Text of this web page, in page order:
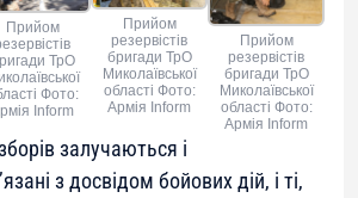
Прийом
ТрО
Фото:
Inform
Прийом
резервістів
бригади ТрО
Миколаївської
області Фото:
Армія Inform
Прийом
резервістів
бригади ТрО
Миколаївської
області Фото:
Армія Inform
залучаються і
з досвідом бойових дій, і ті,